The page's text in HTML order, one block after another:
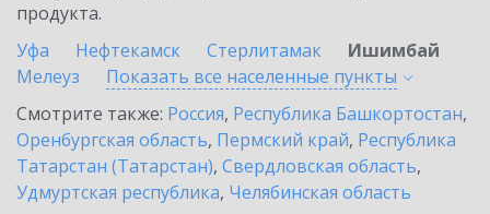
продукта.
Уфа
Нефтекамск Стерлитамак
Ишимбай
Мелеуз
Показать все населенные пункты
Смотрите также: Россия, Республика Башкортостан,
Оренбургская область, Пермский край, Республика
Татарстан (Татарстан), Свердловская область,
Удмуртская республика, Челябинская область